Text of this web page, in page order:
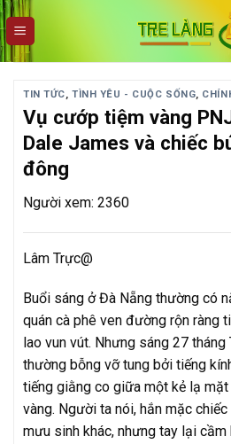
Skip
to
content
TIN TỨC,TÌNH YÊU - CUỘC SỐNG,
Vụ cướp tiệm vàng
Dale James và chiếc
đông
Người xem: 2360
Lâm Trực@
Buổi sáng ở Đà Nẵng thường có
quán cà phê ven đường rộn ràng
lao vun vút. Nhưng sáng 27
thường bỗng vỡ tung bởi tiếng
tiếng giằng co giữa một kẻ lạ
vàng. Người ta nói, hắn mặc
mưu sinh khác, nhưng tay lại cầm